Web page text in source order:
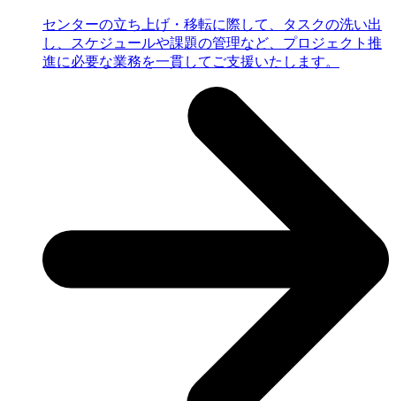
センターの立ち上げ・移転に際して、タスクの洗い出
し、スケジュールや課題の管理など、プロジェクト推
進に必要な業務を一貫してご支援いたします。